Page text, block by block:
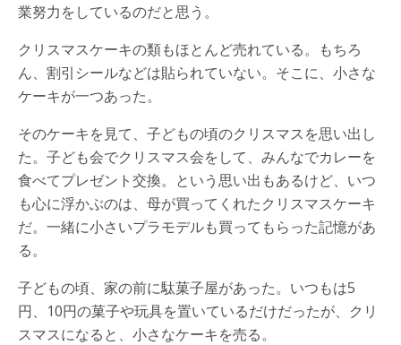
業努力をしているのだと思う。
クリスマスケーキの類もほとんど売れている。もちろ
ん、割引シールなどは貼られていない。そこに、小さな
ケーキが一つあった。
そのケーキを見て、子どもの頃のクリスマスを思い出し
た。子ども会でクリスマス会をして、みんなでカレーを
食べてプレゼント交換。という思い出もあるけど、いつ
も心に浮かぶのは、母が買ってくれたクリスマスケーキ
だ。一緒に小さいプラモデルも買ってもらった記憶があ
る。
子どもの頃、家の前に駄菓子屋があった。いつもは5
円、10円の菓子や玩具を置いているだけだったが、クリ
スマスになると、小さなケーキを売る。